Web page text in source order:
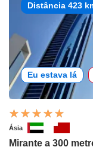
Distância 423
Eu estava lá
Ásia
Mirante a 300